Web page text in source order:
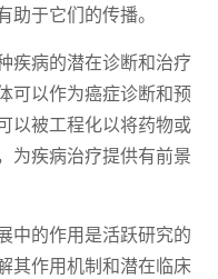
助于它们的传播。
疾病的潜在诊断和治疗
可以作为癌症诊断和预
以被工程化以将药物或
为疾病治疗提供有前景
中的作用是活跃研究的
其作用机制和潜在临床